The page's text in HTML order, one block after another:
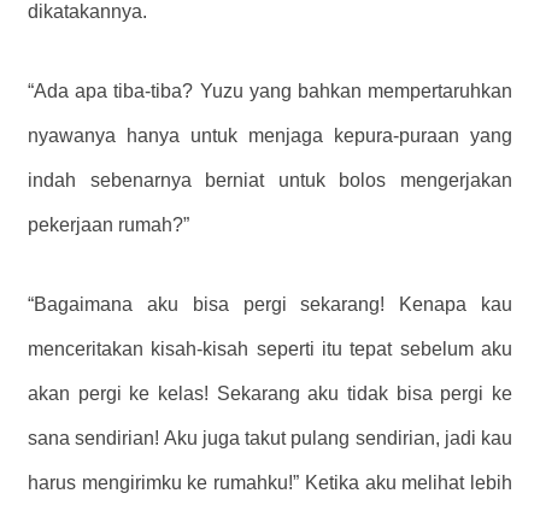
dikatakannya.
“Ada apa tiba-tiba? Yuzu yang bahkan mempertaruhkan
nyawanya hanya untuk menjaga kepura-puraan yang
indah sebenarnya berniat untuk bolos mengerjakan
pekerjaan rumah?”
“Bagaimana aku bisa pergi sekarang! Kenapa kau
menceritakan kisah-kisah seperti itu tepat sebelum aku
akan pergi ke kelas! Sekarang aku tidak bisa pergi ke
sana sendirian! Aku juga takut pulang sendirian, jadi kau
harus mengirimku ke rumahku!” Ketika aku melihat lebih